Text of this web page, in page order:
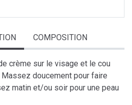
COMPOSITION
crème sur le visage et le cou
doucement pour faire
matin et/ou soir pour une peau